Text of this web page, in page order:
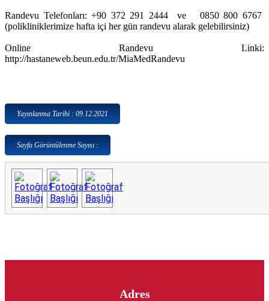
Randevu Telefonları: +90 372 291 2444 ve 0850 800 6767
(polikliniklerimize hafta içi her gün randevu alarak gelebilirsiniz)
Online Randevu Linki:
http://hastaneweb.beun.edu.tr/MiaMedRandevu
Yayınlanma Tarihi : 09.12.2021
Sayfa Görüntülenme Sayısı :
Adres